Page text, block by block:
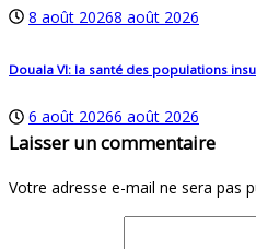
8 août 20268 août 2026
Douala VI: la santé des populations
6 août 20266 août 2026
Laisser un commentaire
Votre adresse e-mail ne sera pas